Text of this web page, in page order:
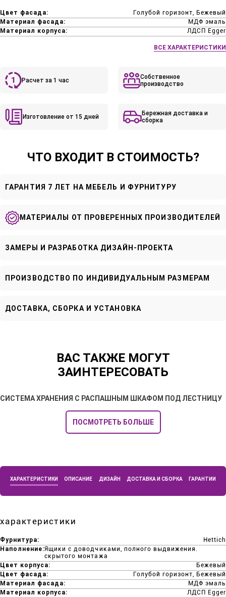
Цвет фасада:
Голубой горизонт, Бежевый
Материал фасада:
МДФ эмаль
Материал корпуса:
ЛДСП Egger
ВСЕ ХАРАКТЕРИСТИКИ
Расчет за 1 час
Собственное
производство
Изготовление от 15 дней
Бережная доставка и
сборка
ЧТО ВХОДИТ В СТОИМОСТЬ?
ГАРАНТИЯ 7 ЛЕТ НА МЕБЕЛЬ И ФУРНИТУРУ
МАТЕРИАЛЫ ОТ ПРОВЕРЕННЫХ ПРОИЗВОДИТЕЛЕЙ
ЗАМЕРЫ И РАЗРАБОТКА ДИЗАЙН-ПРОЕКТА
ПРОИЗВОДСТВО ПО ИНДИВИДУАЛЬНЫМ РАЗМЕРАМ
ДОСТАВКА, СБОРКА И УСТАНОВКА
ВАС ТАКЖЕ МОГУТ
ЗАИНТЕРЕСОВАТЬ
СИСТЕМА ХРАНЕНИЯ С РАСПАШНЫМ ШКАФОМ ПОД ЛЕСТНИЦУ
ПОСМОТРЕТЬ БОЛЬШЕ
ХАРАКТЕРИСТИКИ ОПИСАНИЕ ДИЗАЙН ДОСТАВКА И СБОРКА ГАРАНТИИ
характеристики
Фурнитура:
Hettich
Наполнение:Ящики с доводчиками, полного выдвижения.
скрытого монтажа
Цвет корпуса:
Бежевый
Цвет фасада:
Голубой горизонт, Бежевый
Материал фасада:
МДФ эмаль
Материал корпуса:
ЛДСП Egger